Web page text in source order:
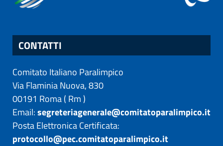
CONTATTI
Comitato Italiano Paralimpico
Via Flaminia Nuova, 830
00191 Roma( Rm)
Email:segreteriagenerale@comitatoparalimpico.it
Posta Elettronica Certificata:
protocollo@pec.comitatoparalimpico.it